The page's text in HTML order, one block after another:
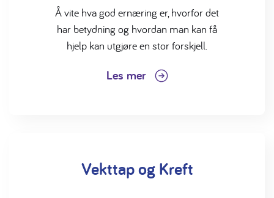
Å vite hva god ernæring er, hvorfor det
har betydning og hvordan man kan få
hjelp kan utgjøre en stor forskjell.
Les mer
Vekttap og Kreft